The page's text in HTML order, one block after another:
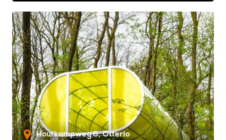
Houtkampweg 6 Otterlo